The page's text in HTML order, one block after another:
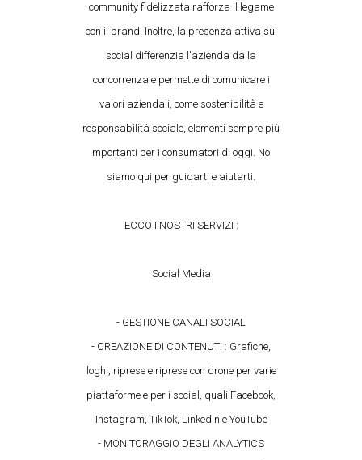
community fidelizzata rafforza il legame
con il brand. Inoltre, la presenza attiva sui
social differenzia l'azienda dalla
concorrenza e permette di comunicare i
valori aziendali, come sostenibilità e
responsabilità sociale, elementi sempre più
importanti per i consumatori di oggi. Noi
siamo qui per guidarti e aiutarti.
ECCO I NOSTRI SERVIZI :
Social Media
- GESTIONE CANALI SOCIAL
- CREAZIONE DI CONTENUTI : Grafiche,
loghi, riprese e riprese con drone per varie
piattaforme e per i social, quali Facebook,
Instagram, TikTok, LinkedIn e YouTube
- MONITORAGGIO DEGLI ANALYTICS